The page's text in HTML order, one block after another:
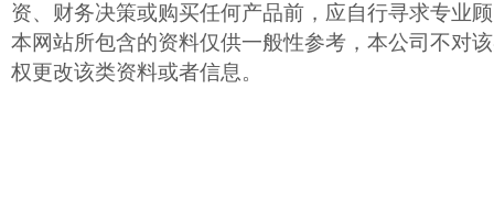
资、财务决策或购买任何产品前，应自行寻求专业
本网站所包含的资料仅供一般性参考，本公司不对
权更改该类资料或者信息。